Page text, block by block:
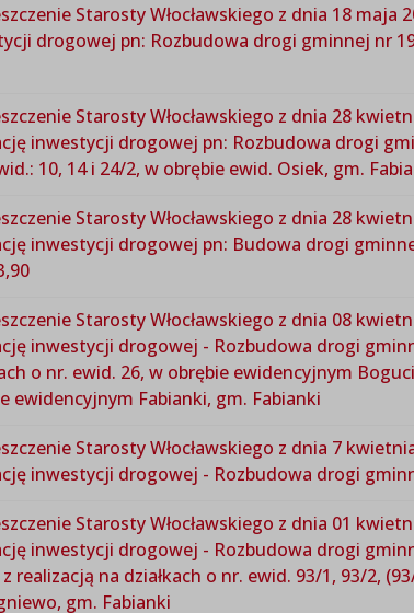
Starosty Włocławskiego z dnia 18
drogowej pn: Rozbudowa drogi gminnej nr
Starosty Włocławskiego z dnia 28
inwestycji drogowej pn: Rozbudowa drogi
10, 14 i 24/2, w obrębie ewid. Osiek, gm.
Starosty Włocławskiego z dnia 28
inwestycji drogowej pn: Budowa drogi
Starosty Włocławskiego z dnia 08
inwestycji drogowej - Rozbudowa drogi
o nr. ewid. 26, w obrębie ewidencyjnym
ewidencyjnym Fabianki, gm. Fabianki
Starosty Włocławskiego z dnia 7
inwestycji drogowej - Rozbudowa drogi
Starosty Włocławskiego z dnia 01
inwestycji drogowej - Rozbudowa drogi
z realizacją na działkach o nr. ewid. 93/1, 93/2,
gm. Fabianki